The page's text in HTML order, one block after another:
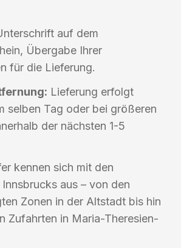
auf dem
Übergabe Ihrer
für die Lieferung.
Lieferung erfolgt
selben Tag oder bei größeren
der nächsten 1-5
kennen sich mit den
aus – von den
Zonen in der Altstadt bis hin
Zufahrten in Maria-Theresien-